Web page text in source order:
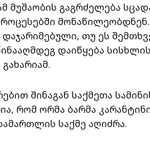
მუშაობის გაგრძელება
დაჯარიმებული, თუ ეს
დაიწყება
შინაგან საქმეთა
რომ ორმა ბარმა
საქმე აღიძრა.